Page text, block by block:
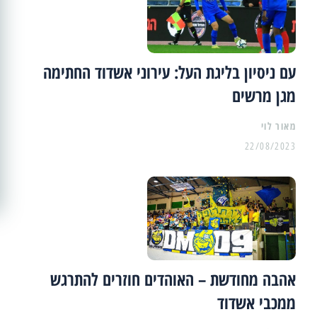
עם ניסיון בליגת העל: עירוני אשדוד החתימה
מגן מרשים
מאור לוי
22/08/2023
אהבה מחודשת – האוהדים חוזרים להתרגש
ממכבי אשדוד